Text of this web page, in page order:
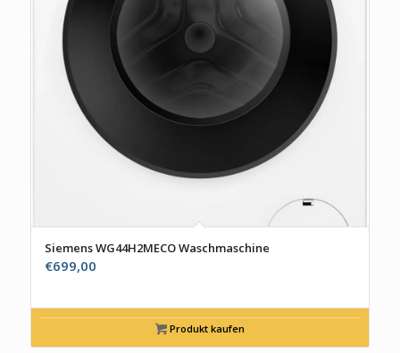
Siemens WG44H2MECO Waschmaschine
€699,00
Produkt kaufen